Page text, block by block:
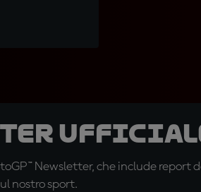
ufficiale
Newsletter, che include report
nostro sport.